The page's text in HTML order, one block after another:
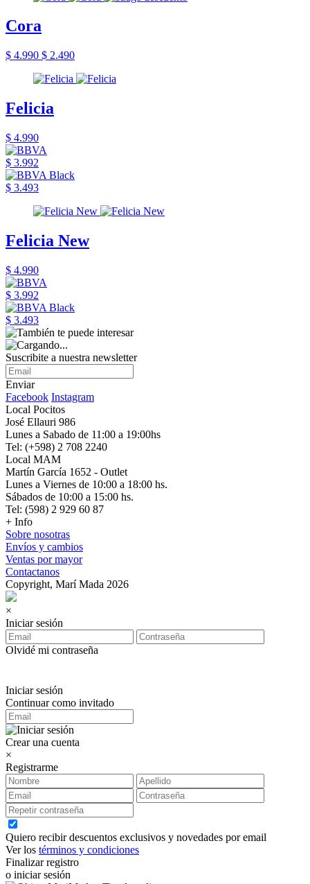
Cora
$ 4.990 $ 2.490
Felicia
$ 4.990
$ 3.992
$ 3.493
Felicia New
$ 4.990
$ 3.992
$ 3.493
Suscribite a nuestra newsletter
Enviar
Facebook Instagram
Local Pocitos
José Ellauri 986
Lunes a Sabado de 11:00 a 19:00hs
Tel: (+598) 2 708 2240
Local MAM
Martín García 1652 - Outlet
Lunes a Viernes de 10:00 a 18:00 hs.
Sábados de 10:00 a 15:00 hs.
Tel: (598) 2 929 60 87
+ Info
Sobre nosotras
Envíos y cambios
Ventas por mayor
Contactanos
Copyright, Marí Mada 2026
×
Iniciar sesión
Olvidé mi contraseña
Iniciar sesión
Continuar como invitado
Crear una cuenta
×
Registrarme
Quiero recibir descuentos exclusivos y novedades por email
Ver los términos y condiciones
Finalizar registro
o iniciar sesión